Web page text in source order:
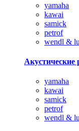
yamaha
kawai
samick
petrof
wendl &
Акустические
yamaha
kawai
samick
petrof
wendl &